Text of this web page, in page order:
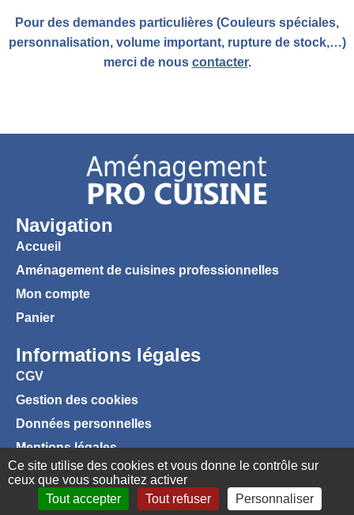
Favoris Connexion Panier
Pour des demandes particulières (Couleurs spéciales,
personnalisation, volume important, rupture de stock,…)
merci de nous contacter.
Navigation
Accueil
Aménagement de cuisines professionnelles
Mon compte
Panier
Informations légales
CGV
Gestion des cookies
Données personnelles
Mentions légales
Ce site utilise des cookies et vous donne le contrôle sur
ceux que vous souhaitez activer
Tout accepter
Tout refuser Personnaliser